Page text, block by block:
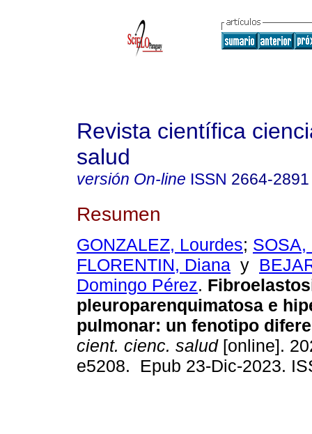
Revista científica
salud
versión On-line ISSN 2664-2891
Resumen
GONZALEZ, Lourdes; SOSA,
FLORENTIN, Diana y
Domingo Pérez.
pleuroparenquimatosa e
pulmonar: un fenotipo
cient. cienc. salud[online].
e5208. Epub 23-Dic-2023.